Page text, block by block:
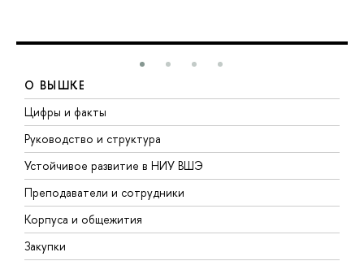
О ВЫШКЕ
Цифры и факты
Руководство и структура
Устойчивое развитие в НИУ ВШЭ
Преподаватели и сотрудники
Корпуса и общежития
Закупки